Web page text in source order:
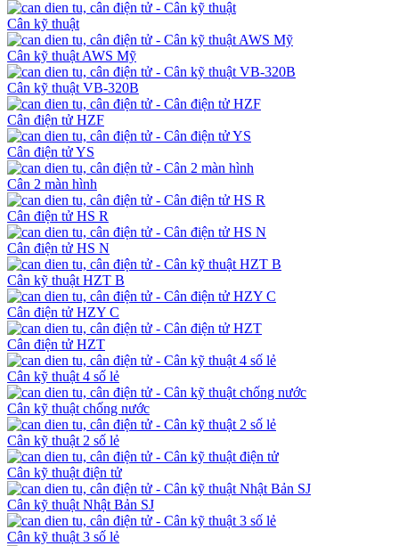
Cân kỹ thuật
Cân kỹ thuật AWS Mỹ
Cân kỹ thuật VB-320B
Cân điện tử HZF
Cân điện tử YS
Cân 2 màn hình
Cân điện tử HS R
Cân điện tử HS N
Cân kỹ thuật HZT B
Cân điện tử HZY C
Cân điện tử HZT
Cân kỹ thuật 4 số lẻ
Cân kỹ thuật chống nước
Cân kỹ thuật 2 số lẻ
Cân kỹ thuật điện tử
Cân kỹ thuật Nhật Bản SJ
Cân kỹ thuật 3 số lẻ